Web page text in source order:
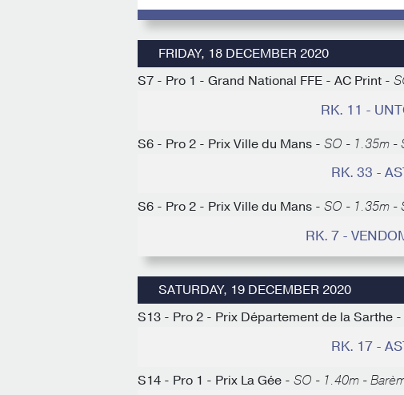
FRIDAY, 18 DECEMBER 2020
S7 - Pro 1 - Grand National FFE - AC Print -
RK. 11 -
S6 - Pro 2 - Prix Ville du Mans - SO - 1.35m -
RK. 33 -
S6 - Pro 2 - Prix Ville du Mans - SO - 1.35m -
RK. 7 -
SATURDAY, 19 DECEMBER 2020
S13 - Pro 2 - Prix Département de la Sarthe -
RK. 17 -
S14 - Pro 1 - Prix La Gée - SO - 1.40m -